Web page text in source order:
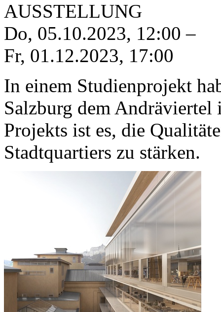
AUSSTELLUNG
Do, 05.10.2023, 12:00 –
Fr, 01.12.2023, 17:00
In einem Studienprojekt
Salzburg dem
Projekts ist es, die
Stadtquartiers zu stärken.